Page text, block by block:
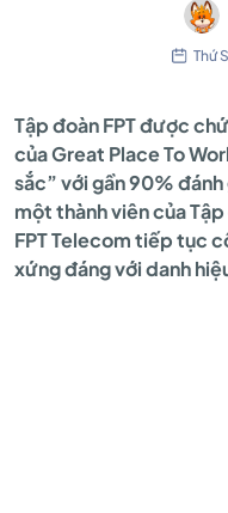
WORK:
"NƠI
LÀM
VIỆC
Thứ
Tập đoàn FPT được
của Great Place To
sắc” với gần 90%
một thành viên của
FPT Telecom tiếp tục
xứng đáng với danh